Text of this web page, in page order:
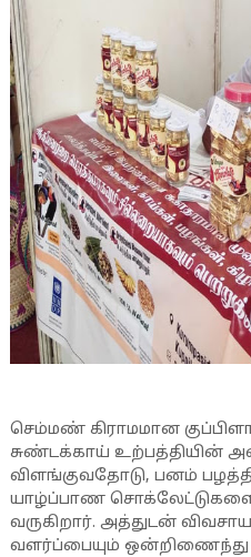
செம்மண் கிராமமான
சுண்டக்காய் உற்பத்தியின்
விளங்குவதோடு, பனம்
யாழ்ப்பாண சொக்லேட்டுகளை
வருகிறார். அத்துடன்
வளர்ப்பையும்